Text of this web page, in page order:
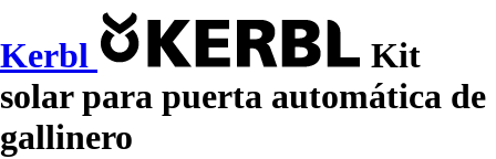
Kerbl
Kit
solar para puerta automática de
gallinero